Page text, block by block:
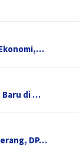
Baru di …
DP…